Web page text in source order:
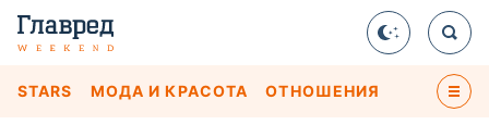
STARS МОДА И КРАСОТА ОТНОШЕНИЯ